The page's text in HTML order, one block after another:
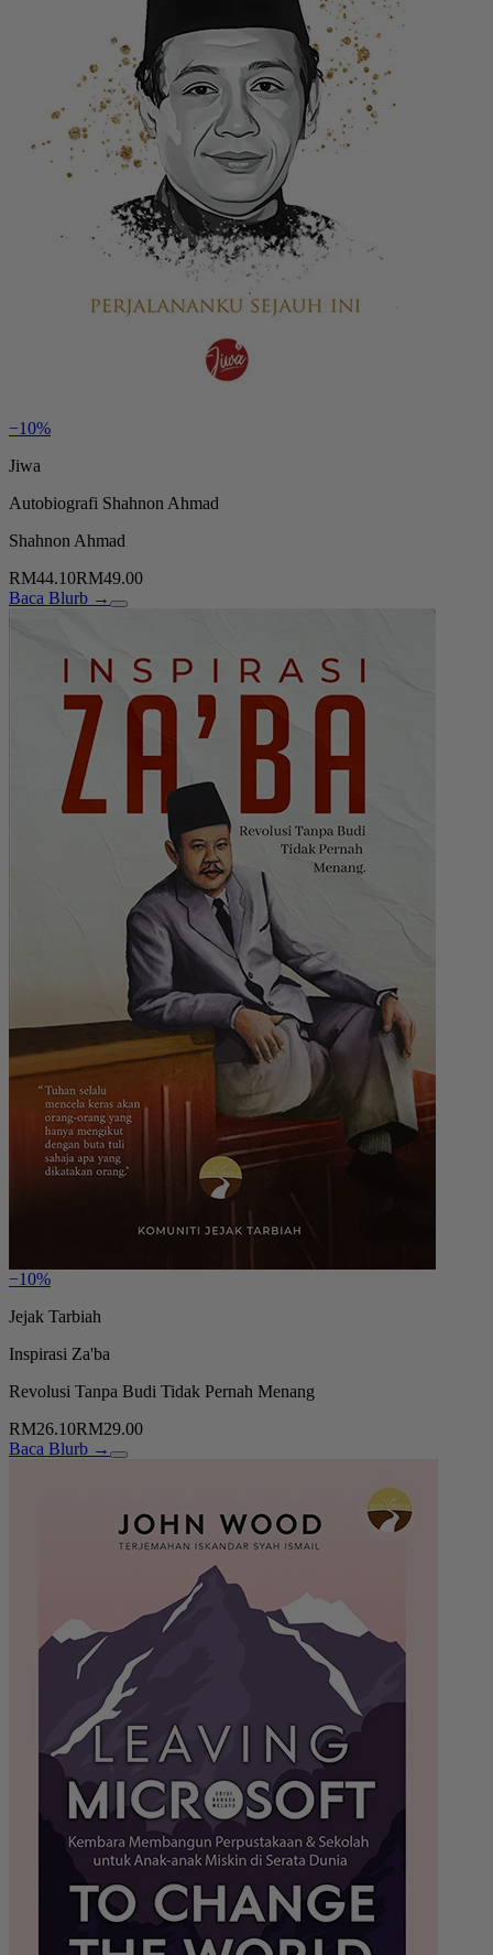
−10%
Jiwa
Autobiografi Shahnon Ahmad
Shahnon Ahmad
RM44.10RM49.00
Baca Blurb →
−10%
Jejak Tarbiah
Inspirasi Za'ba
Revolusi Tanpa Budi Tidak Pernah Menang
RM26.10RM29.00
Baca Blurb →